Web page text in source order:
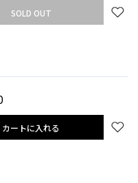
SOLD OUT
カートに入れる